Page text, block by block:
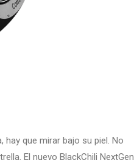
hay que mirar bajo su piel. No
El nuevo BlackChili NextGen